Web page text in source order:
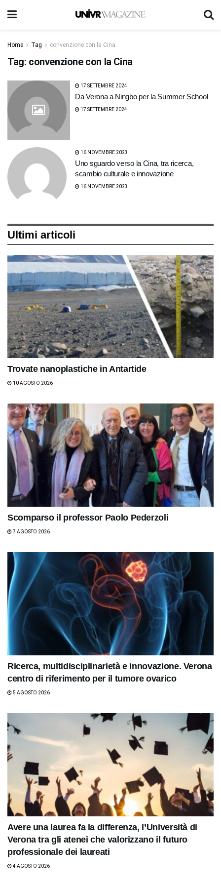
Home Tag convenzione con la Cina
Tag: convenzione con la Cina
17 SETTEMBRE 2024
Da Verona a Ningbo per la Summer School
17 SETTEMBRE 2024
16 NOVEMBRE 2023
Uno sguardo verso la Cina, tra ricerca,
scambio culturale e innovazione
16 NOVEMBRE 2023
Ultimi articoli
Trovate nanoplastiche in Antartide
10 AGOSTO 2026
Scomparso il professor Paolo Pederzoli
7 AGOSTO 2026
Ricerca, multidisciplinarietà e innovazione. Verona
centro di riferimento per il tumore ovarico
5 AGOSTO 2026
Avere una laurea fa la differenza, l’Università di
Verona tra gli atenei che valorizzano il futuro
professionale dei laureati
4 AGOSTO 2026